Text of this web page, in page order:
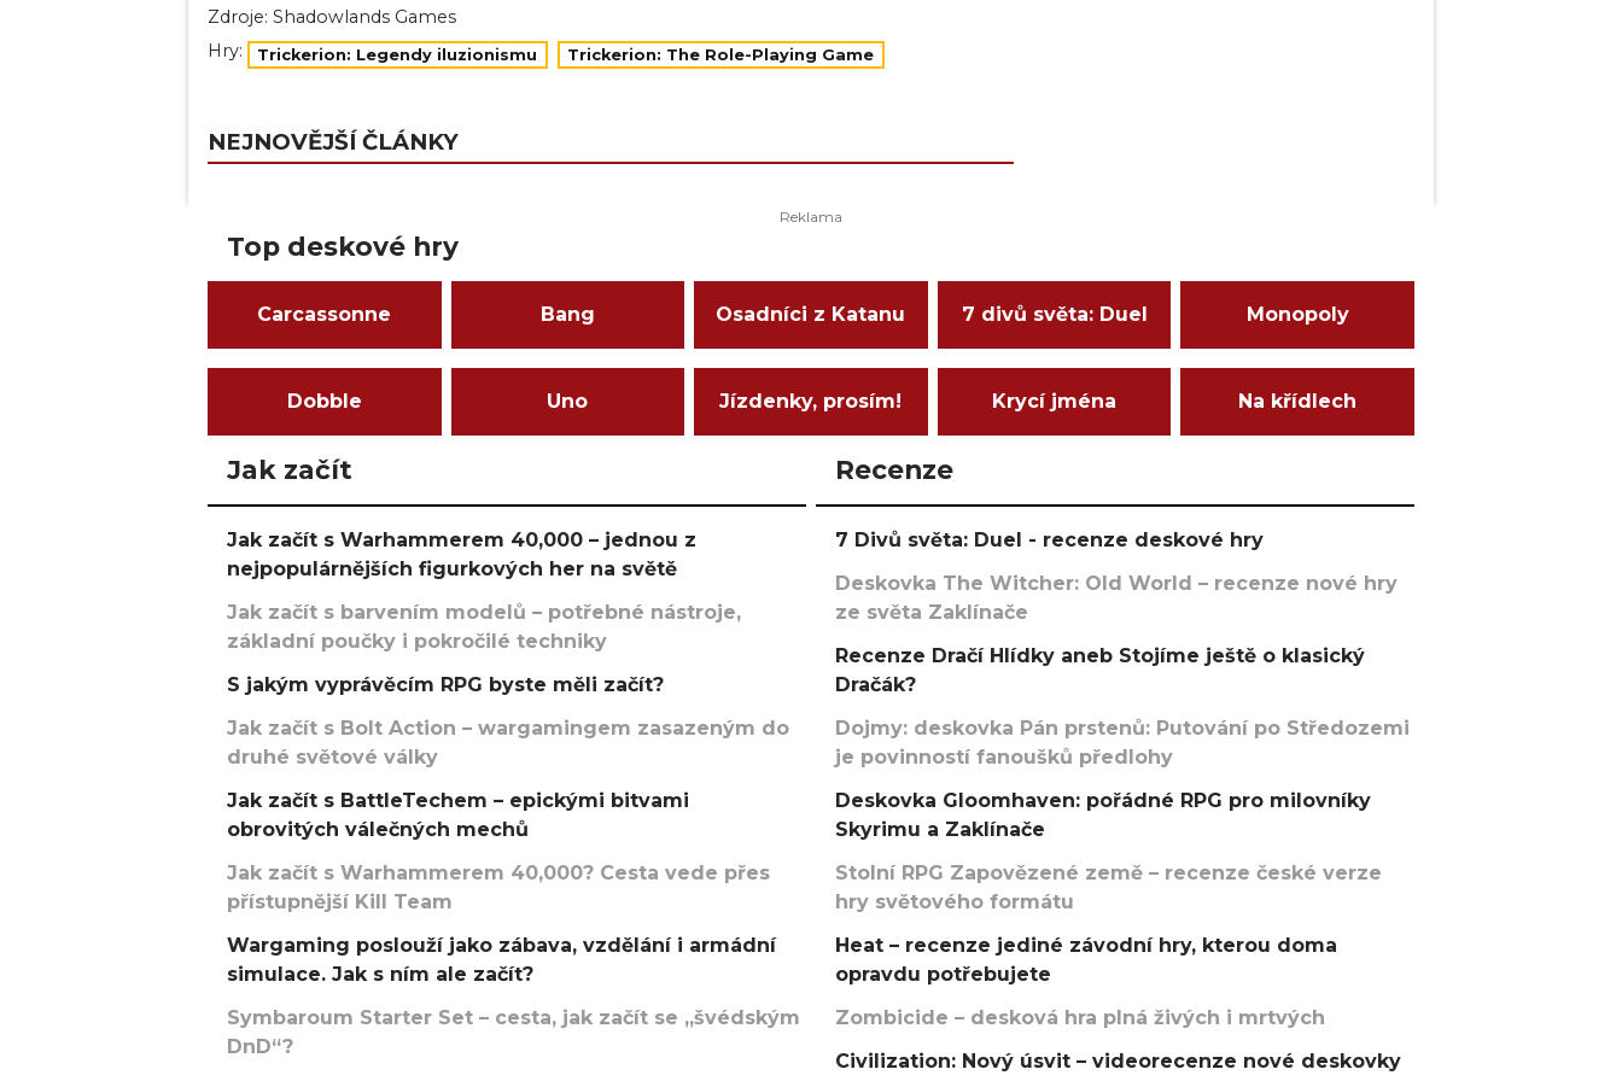
Zdroje: Shadowlands Games
Hry:
Trickerion: Legendy iluzionismu Trickerion: The Role-Playing Game
NEJNOVĚJŠÍ ČLÁNKY
Top deskové hry
Carcassonne Bang Osadníci z Katanu 7 divů světa: Duel Monopoly
Dobble Uno Jízdenky, prosím! Krycí jména Na křídlech
Jak začít
Jak začít s Warhammerem 40,000 – jednou z
nejpopulárnějších figurkových her na světě
Jak začít s barvením modelů – potřebné nástroje,
základní poučky i pokročilé techniky
S jakým vyprávěcím RPG byste měli začít?
Jak začít s Bolt Action – wargamingem zasazeným do
druhé světové války
Jak začít s BattleTechem – epickými bitvami
obrovitých válečných mechů
Jak začít s Warhammerem 40,000? Cesta vede přes
přístupnější Kill Team
Wargaming poslouží jako zábava, vzdělání i armádní
simulace. Jak s ním ale začít?
Symbaroum Starter Set – cesta, jak začít se „švédským
DnD“?
Recenze
7 Divů světa: Duel - recenze deskové hry
Deskovka The Witcher: Old World – recenze nové hry
ze světa Zaklínače
Recenze Dračí Hlídky aneb Stojíme ještě o klasický
Dračák?
Dojmy: deskovka Pán prstenů: Putování po Středozemi
je povinností fanoušků předlohy
Deskovka Gloomhaven: pořádné RPG pro milovníky
Skyrimu a Zaklínače
Stolní RPG Zapovězené země – recenze české verze
hry světového formátu
Heat – recenze jediné závodní hry, kterou doma
opravdu potřebujete
Zombicide – desková hra plná živých i mrtvých
Civilization: Nový úsvit – videorecenze nové deskovky